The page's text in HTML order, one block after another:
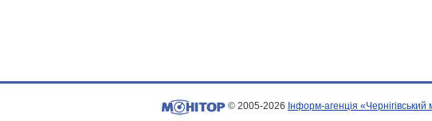
© 2005-2026 Інформ-агенція «Чернігівський